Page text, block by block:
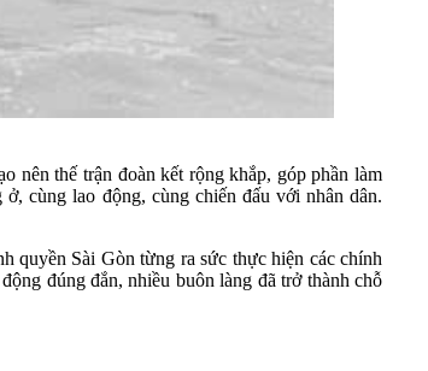
nên thế trận đoàn kết rộng khắp, góp phần làm
cùng lao động, cùng chiến đấu với nhân dân.
quyền Sài Gòn từng ra sức thực hiện các chính
đúng đắn, nhiều buôn làng đã trở thành chỗ